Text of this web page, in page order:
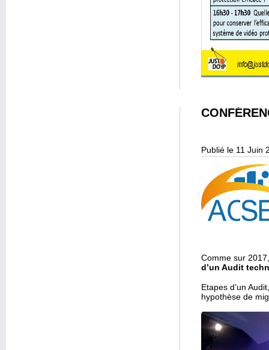
Publié le 11 Juin
Comme sur
d’un Audit
Etapes d’un
hypothèse de